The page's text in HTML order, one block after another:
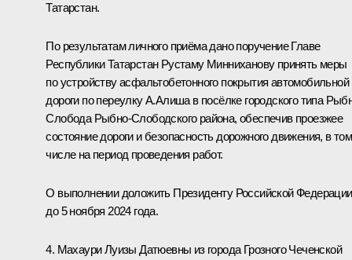
Татарстан.
По результатам личного приёма дано поручение Главе
Республики Татарстан Рустаму Минниханову принять меры
по устройству асфальтобетонного покрытия автомобильной
дороги по переулку А.Алиша в посёлке городского типа
Слобода Рыбно-Слободского района, обеспечив проезжее
состояние дороги и безопасность дорожного движения, в том
числе на период проведения работ.
О выполнении доложить Президенту Российской Федерации
до 5 ноября 2024 года.
4. Махаури Луизы Датюевны из города Грозного Чеченской